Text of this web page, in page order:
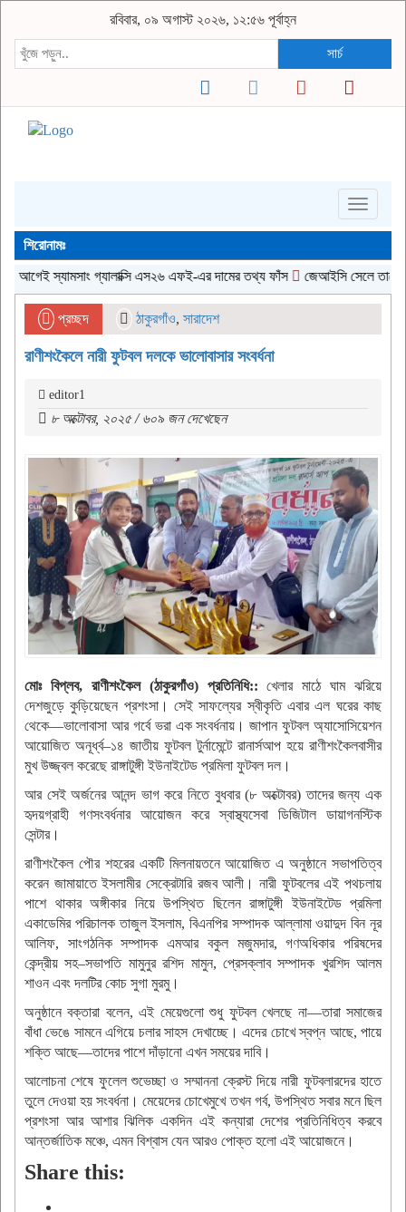
রবিবার, ০৯ অগাস্ট ২০২৬, ১২:৫৬ পূর্বাহ্ন
সার্চ
Toggle
শিরোনামঃ
স্যামসাং গ্যালাক্সি এস২৬ এফই-এর দামের তথ্য ফাঁস জেআইসি সেলে তারেক
প্রচ্ছদ ঠাকুরগাঁও, সারাদেশ
রাণীশংকৈলে নারী ফুটবল দলকে ভালোবাসার সংবর্ধনা
editor1
৮ অক্টোবর, ২০২৫ / ৬০৯ জন দেখেছেন
মোঃ বিপ্লব, রাণীশংকৈল (ঠাকুরগাঁও) প্রতিনিধি:: খেলার মাঠে ঘাম ঝরিয়ে
দেশজুড়ে কুড়িয়েছেন প্রশংসা। সেই সাফল্যের স্বীকৃতি এবার এল ঘরের কাছ
থেকে—ভালোবাসা আর গর্বে ভরা এক সংবর্ধনায়। জাপান ফুটবল অ্যাসোসিয়েশন
আয়োজিত অনূর্ধ্ব–১৪ জাতীয় ফুটবল টুর্নামেন্টে রানার্সআপ হয়ে রাণীশংকৈলবাসীর
মুখ উজ্জ্বল করেছে রাঙ্গাটুঙ্গী ইউনাইটেড প্রমিলা ফুটবল দল।
আর সেই অর্জনের আনন্দ ভাগ করে নিতে বুধবার (৮ অক্টোবর) তাদের জন্য এক
হৃদয়গ্রাহী গণসংবর্ধনার আয়োজন করে স্বাস্থ্যসেবা ডিজিটাল ডায়াগনস্টিক
সেন্টার।
রাণীশংকৈল পৌর শহরের একটি মিলনায়তনে আয়োজিত এ অনুষ্ঠানে সভাপতিত্ব
করেন জামায়াতে ইসলামীর সেক্রেটারি রজব আলী। নারী ফুটবলের এই পথচলায়
পাশে থাকার অঙ্গীকার নিয়ে উপস্থিত ছিলেন রাঙ্গাটুঙ্গী ইউনাইটেড প্রমিলা
একাডেমির পরিচালক তাজুল ইসলাম, বিএনপির সম্পাদক আল্লামা ওয়াদুদ বিন নূর
আলিফ, সাংগঠনিক সম্পাদক এমআর বকুল মজুমদার, গণঅধিকার পরিষদের
কেন্দ্রীয় সহ–সভাপতি মামুনুর রশিদ মামুন, প্রেসক্লাব সম্পাদক খুরশিদ আলম
শাওন এবং দলটির কোচ সুগা মুরমু।
অনুষ্ঠানে বক্তারা বলেন, এই মেয়েগুলো শুধু ফুটবল খেলছে না—তারা সমাজের
বাঁধা ভেঙে সামনে এগিয়ে চলার সাহস দেখাচ্ছে। এদের চোখে স্বপ্ন আছে, পায়ে
শক্তি আছে—তাদের পাশে দাঁড়ানো এখন সময়ের দাবি।
আলোচনা শেষে ফুলেল শুভেচ্ছা ও সম্মাননা ক্রেস্ট দিয়ে নারী ফুটবলারদের হাতে
তুলে দেওয়া হয় সংবর্ধনা। মেয়েদের চোখেমুখে তখন গর্ব, উপস্থিত সবার মনে ছিল
প্রশংসা আর আশার ঝিলিক একদিন এই কন্যারা দেশের প্রতিনিধিত্ব করবে
আন্তর্জাতিক মঞ্চে, এমন বিশ্বাস যেন আরও পোক্ত হলো এই আয়োজনে।
Share this: